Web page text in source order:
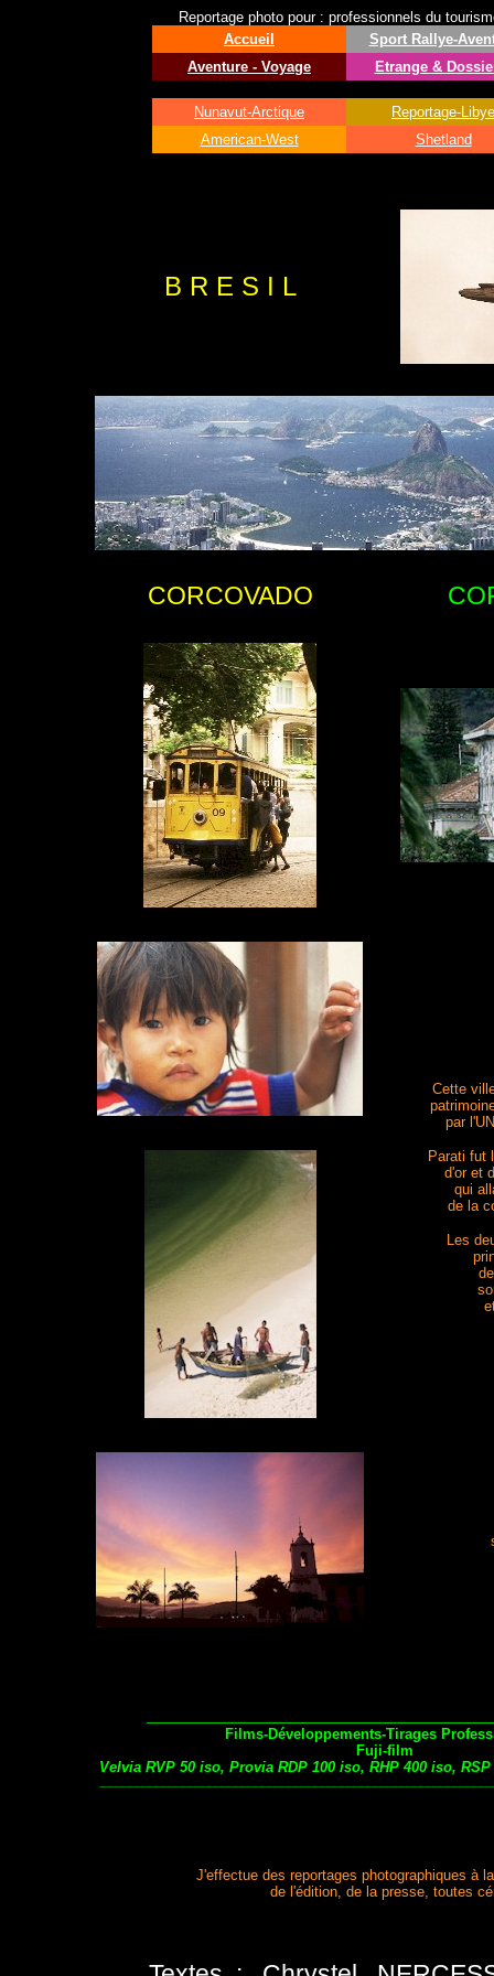
Reportage photo pour : professionnels du
Accueil
Aventure - Voyage
Sport Rallye-
Etrange &
Nunavut-Arctique
American-West
Reportage-Libye
Shetland
B R E S I L
CORCOVADO
Cette
par
Parati fut
d'or et
qui
de la
Les
Films-Développements-Tirages
Fuji-film
Velvia RVP 50 iso, Provia RDP 100 iso, RHP 400 iso,
J'effectue des reportages photographiques à
de l'édition, de la presse, toutes